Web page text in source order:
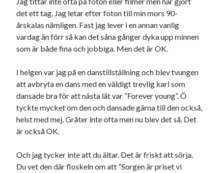
det ett tag. Jag letar efter foton till min mors 90-
årskalas nämligen. Fast jag lever i en annan vanlig
vardag än förr så kan det såna gånger dyka upp minnen
som är både fina och jobbiga. Men det är OK.
I helgen var jag på en danstillställning och blev tvungen
att avbryta en dans med en väldigt trevlig karl som
dansade bra för att nästa låt var ”Forever young”. Ö
tyckte mycket om den och dansade gärna till den också,
helst med mej. Gråter inte ofta men nu blev det så. Det
är också OK.
Och jag tycker inte att du ältar. Det är friskt att sörja.
Du vet den där floskeln om att ”Sorgen är priset vi